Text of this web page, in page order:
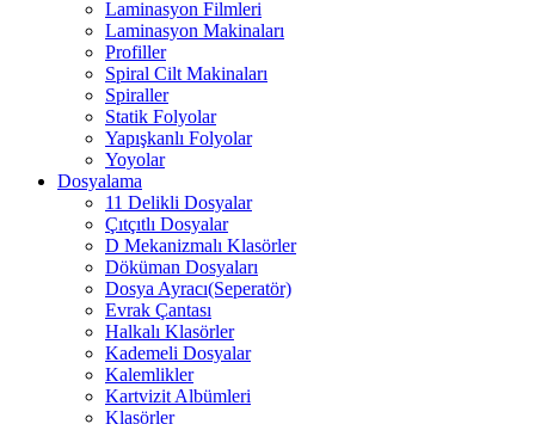
Laminasyon Filmleri
Laminasyon Makinaları
Profiller
Spiral Cilt Makinaları
Spiraller
Statik Folyolar
Yapışkanlı Folyolar
Yoyolar
Dosyalama
11 Delikli Dosyalar
Çıtçıtlı Dosyalar
D Mekanizmalı Klasörler
Döküman Dosyaları
Dosya Ayracı(Seperatör)
Evrak Çantası
Halkalı Klasörler
Kademeli Dosyalar
Kalemlikler
Kartvizit Albümleri
Klasörler